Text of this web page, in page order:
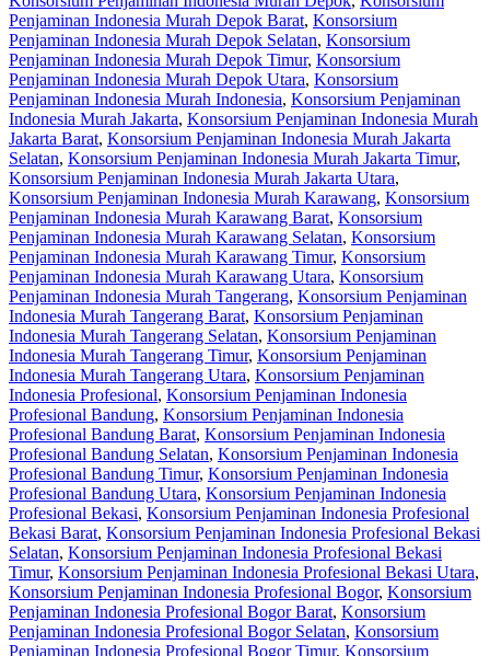
Penjaminan Indonesia Murah Depok Barat, Konsorsium
Penjaminan Indonesia Murah Depok Selatan, Konsorsium
Penjaminan Indonesia Murah Depok Timur, Konsorsium
Penjaminan Indonesia Murah Depok Utara, Konsorsium
Penjaminan Indonesia Murah Indonesia, Konsorsium Penjaminan
Indonesia Murah Jakarta, Konsorsium Penjaminan Indonesia Murah
Jakarta Barat, Konsorsium Penjaminan Indonesia Murah Jakarta
Selatan, Konsorsium Penjaminan Indonesia Murah Jakarta Timur,
Konsorsium Penjaminan Indonesia Murah Jakarta Utara,
Konsorsium Penjaminan Indonesia Murah Karawang, Konsorsium
Penjaminan Indonesia Murah Karawang Barat, Konsorsium
Penjaminan Indonesia Murah Karawang Selatan, Konsorsium
Penjaminan Indonesia Murah Karawang Timur, Konsorsium
Penjaminan Indonesia Murah Karawang Utara, Konsorsium
Penjaminan Indonesia Murah Tangerang, Konsorsium Penjaminan
Indonesia Murah Tangerang Barat, Konsorsium Penjaminan
Indonesia Murah Tangerang Selatan, Konsorsium Penjaminan
Indonesia Murah Tangerang Timur, Konsorsium Penjaminan
Indonesia Murah Tangerang Utara, Konsorsium Penjaminan
Indonesia Profesional, Konsorsium Penjaminan Indonesia
Profesional Bandung, Konsorsium Penjaminan Indonesia
Profesional Bandung Barat, Konsorsium Penjaminan Indonesia
Profesional Bandung Selatan, Konsorsium Penjaminan Indonesia
Profesional Bandung Timur, Konsorsium Penjaminan Indonesia
Profesional Bandung Utara, Konsorsium Penjaminan Indonesia
Profesional Bekasi, Konsorsium Penjaminan Indonesia Profesional
Bekasi Barat, Konsorsium Penjaminan Indonesia Profesional Bekasi
Selatan, Konsorsium Penjaminan Indonesia Profesional Bekasi
Timur, Konsorsium Penjaminan Indonesia Profesional Bekasi Utara,
Konsorsium Penjaminan Indonesia Profesional Bogor, Konsorsium
Penjaminan Indonesia Profesional Bogor Barat, Konsorsium
Penjaminan Indonesia Profesional Bogor Selatan, Konsorsium
Penjaminan Indonesia Profesional Bogor Timur, Konsorsium